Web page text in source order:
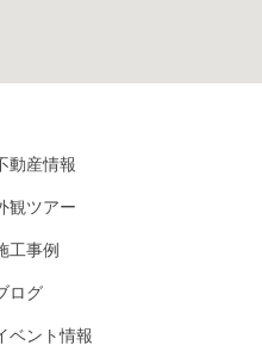
動産情報
観ツアー
工事例
ログ
ベント情報